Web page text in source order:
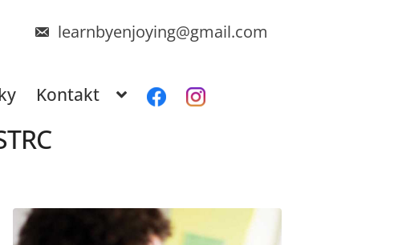
learnbyenjoying@gmail.com
Kontakt